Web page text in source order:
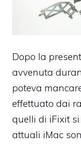
Dopo la
avvenuta
poteva
effettuato dai
quelli di iFixit
attuali iMac